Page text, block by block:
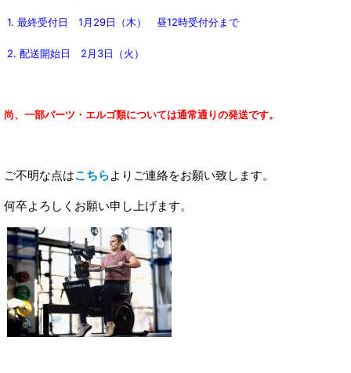
1. 最終受付日 1月29日（木） 昼12時受付分まで
2. 配送開始日 2月3日（火）
尚、一部パーツ・エルゴ類については通常通りの発送です。
ご不明な点はこちらよりご連絡をお願い致します。
何卒よろしくお願い申し上げます。